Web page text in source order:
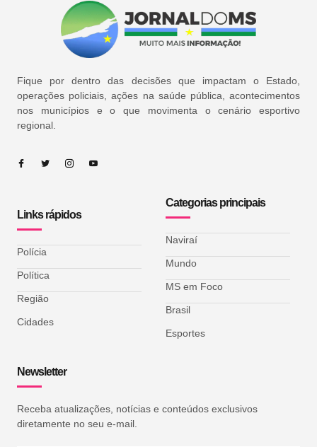
Fique por dentro das decisões que impactam o Estado,
operações policiais, ações na saúde pública, acontecimentos
nos municípios e o que movimenta o cenário esportivo
regional.
Links rápidos
Polícia
Política
Região
Cidades
Categorias principais
Naviraí
Mundo
MS em Foco
Brasil
Esportes
Newsletter
Receba atualizações, notícias e conteúdos exclusivos
diretamente no seu e-mail.